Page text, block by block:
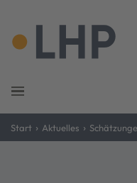
Start › Aktuelles ›